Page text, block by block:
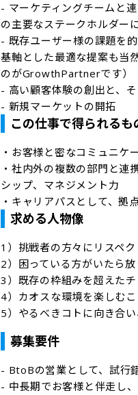
- マーケティングチームと
の主要なステークホルダー
- 既存ユーザー様の課題を
基軸とした最適な提案も当
のがGrowthPartnerです）
- 高い顧客体験の創出と、
- 新規マーケットの開拓
この仕事で得られるも
・お客様と密なコミュニケ
・社内外の複数の部門と連
シップ、マネジメント力
・キャリアパスとして、拠
求める人物像
1）挑戦者の方々にリスペ
2）困っている方がいたら
3）既存の枠組みを超えた
4）カオスな環境を楽しむ
5）やるべきコトに向き合
募集要件
- BtoBの営業として、試行
- 中長期でお客様と伴走し